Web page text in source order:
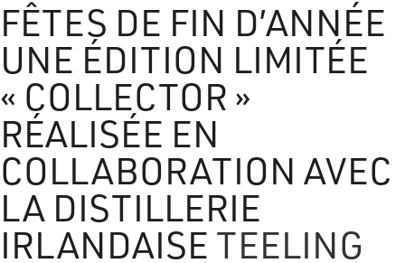
FÊTES DE FIN D’ANNÉE
UNE ÉDITION LIMITÉE
« COLLECTOR »
RÉALISÉE EN
COLLABORATION AVEC
LA DISTILLERIE
IRLANDAISE TEELING